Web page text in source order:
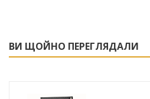
ВИ ЩОЙНО ПЕРЕГЛЯДАЛИ